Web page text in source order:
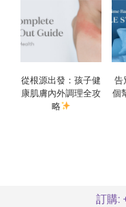
從根源出發：孩子健
康肌膚內外調理全攻
略
告
個
訂購: